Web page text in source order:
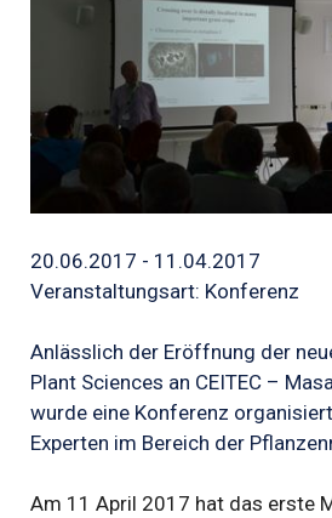
20.06.2017 - 11.04.2017
Veranstaltungsart: Konferenz
Anlässlich der Eröffnung der
Plant Sciences an CEITEC –
wurde eine Konferenz
Experten im Bereich der
Am 11 April 2017 hat das erste